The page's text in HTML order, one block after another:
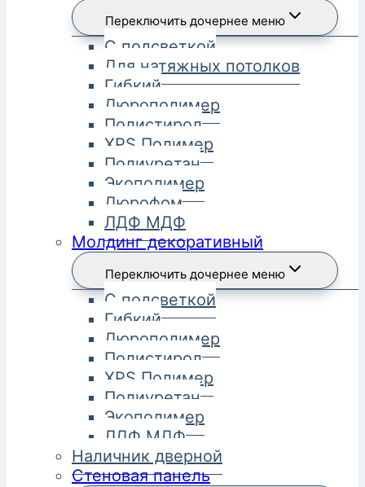
Переключить дочернее меню
С подсветкой
Для натяжных потолков
Гибкий
Дюрополимер
Полистирол
XPS Полимер
Полиуретан
Экополимер
Дюрофом
ЛДФ МДФ
Молдинг декоративный
Переключить дочернее меню
С подсветкой
Гибкий
Дюрополимер
Полистирол
XPS Полимер
Полиуретан
Экополимер
ЛДФ МДФ
Наличник дверной
Стеновая панель